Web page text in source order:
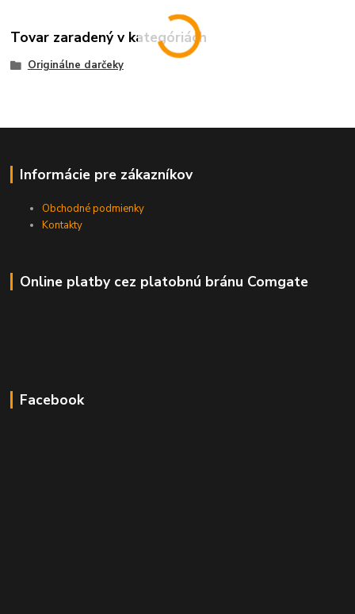
Tovar zaradený v kategóriách
Originálne darčeky
Informácie pre zákazníkov
Obchodné podmienky
Kontakty
Online platby cez platobnú bránu Comgate
Facebook